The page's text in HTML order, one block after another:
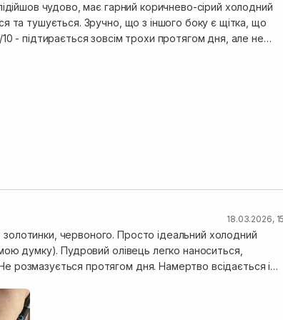
тому вона мені буде в нагоді 🥰❤️
18.03.2026,
червоного. Просто ідеальний холодний
наноситься,